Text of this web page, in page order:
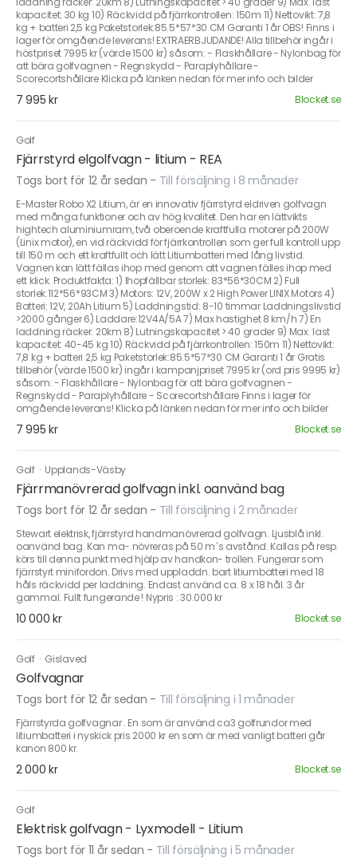
kapacitet: 30 kg 10) Räckvidd på fjärrkontrollen: 150m 11) Nettovikt: 7,8
kg + batteri 2,5 kg Paketstorlek:85.5*57*30 CM Garanti 1 år OBS! Finns i
lager för omgående leverans! EXTRAERBJUDANDE! Alla tillbehör ingår i
höstpriset 7995 kr (värde 1500 kr) såsom: - Flaskhållare - Nylonbag för
att bära golfvagnen - Regnskydd - Paraplyhållare -
Scorecortshållare Klicka på länken nedan för mer info och bilder
7 995 kr Blocket.se
Golf
Fjärrstyrd elgolfvagn - litium - REA
Togs bort för 12 år sedan - Till försäljning i 8 månader
E-Master Robo X2 Litium, är en innovativ fjärrstyrd eldriven golfvagn
med många funktioner och av hög kvalitet. Den har en lättvikts
hightech aluminiumram, två oberoende kraftfulla motorer på 200W
(Linix motor), en vid räckvidd för fjärrkontrollen som ger full kontroll upp
till 150 m och ett kraftfullt och lätt Litiumbatteri med lång livstid.
Vagnen kan lätt fällas ihop med genom att vagnen fälles ihop med
ett klick. Produktfakta: 1) Ihopfällbar storlek: 83*56*30CM 2) Full
storlek:112*56*93CM 3) Motors: 12V, 200W x 2 High Power LINIX Motors 4)
Batteri: 12V, 20Ah Litium 5) Laddningstid: 8-10 timmar Laddningslivstid
>2000 gånger 6) Laddare:12V4A/5A 7) Max hastighet 8 km/h 7) En
laddning räcker: 20km 8) Lutningskapacitet > 40 grader 9) Max. last
kapacitet: 40-45 kg 10) Räckvidd på fjärrkontrollen: 150m 11) Nettovikt:
7,8 kg + batteri 2,5 kg Paketstorlek:85.5*57*30 CM Garanti 1 år Gratis
tillbehör (värde 1500 kr) ingår i kampanjpriset 7995 kr (ord pris 9995 kr)
såsom: - Flaskhållare - Nylonbag för att bära golfvagnen -
Regnskydd - Paraplyhållare - Scorecortshållare Finns i lager för
omgående leverans! Klicka på länken nedan för mer info och bilder
7 995 kr Blocket.se
Golf · Upplands-Väsby
Fjärrmanövrerad golfvagn inkl. oanvänd bag
Togs bort för 12 år sedan - Till försäljning i 2 månader
Stewart elektrisk, fjärrstyrd handmanövrerad golfvagn. Ljusblå inkl.
oanvänd bag. Kan ma- növreras på 50 m´s avstånd. Kallas på resp.
körs till denna punkt med hjälp av handkon- trollen. Fungerar som
fjärrstyrt minifordon. Drivs med uppladdn. bart litiumbatteri med 18
håls räckvidd per laddning. Endast använd ca. 8 x 18 hål. 3 år
gammal. Fullt fungerande ! Nypris : 30.000 kr
10 000 kr Blocket.se
Golf · Gislaved
Golfvagnar
Togs bort för 12 år sedan - Till försäljning i 1 månader
Fjärrstyrda golfvagnar . En som är använd ca3 golfrundor med
litiumbatteri i nyskick pris 2000 kr en som är med vanligt batteri går
kanon 800 kr.
2 000 kr Blocket.se
Golf
Elektrisk golfvagn - Lyxmodell - Litium
Togs bort för 11 år sedan - Till försäljning i 5 månader